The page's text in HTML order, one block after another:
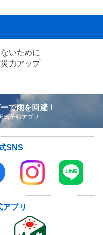
いために
力アップ
で雨を回避！
予報アプリ
SNS
プリ